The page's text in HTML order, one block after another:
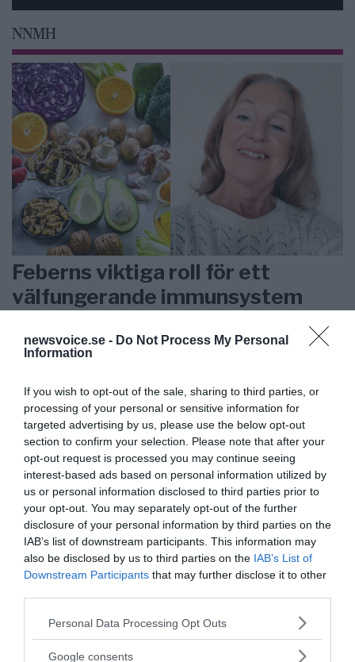
newsvoice.se - Do Not Process My Personal
Information
If you wish to opt-out of the sale, sharing to third parties, or
processing of your personal or sensitive information for
targeted advertising by us, please use the below opt-out
section to confirm your selection. Please note that after your
opt-out request is processed you may continue seeing
interest-based ads based on personal information utilized by
us or personal information disclosed to third parties prior to
your opt-out. You may separately opt-out of the further
disclosure of your personal information by third parties on the
IAB’s list of downstream participants. This information may
also be disclosed by us to third parties on the IAB’s List of
Downstream Participants that may further disclose it to other
Please note that this website/app uses one or more Google
not limited to your visit or usage behaviour. You may click to
Personal Data Processing Opt Outs
Google consents
NNMH
Feberns viktiga roll för ett
välfungerande immunsystem
ANNONSER